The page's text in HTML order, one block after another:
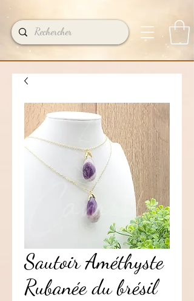
Sautoir Améthyste
Rubanée du brésil